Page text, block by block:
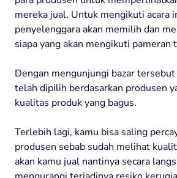
mereka jual. Untuk mengikuti acara
penyelenggara akan memilih dan
siapa yang akan mengikuti pameran
Dengan mengunjungi bazar
telah dipilih berdasarkan produsen
kualitas produk yang bagus.
Terlebih lagi, kamu bisa saling
produsen sebab sudah melihat
akan kamu jual nantinya secara